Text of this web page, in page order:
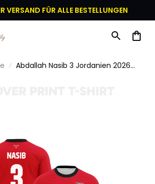
VERSAND FÜR ALLE BESTELLUNGEN
Abdallah Nasib 3 Jordanien 2026